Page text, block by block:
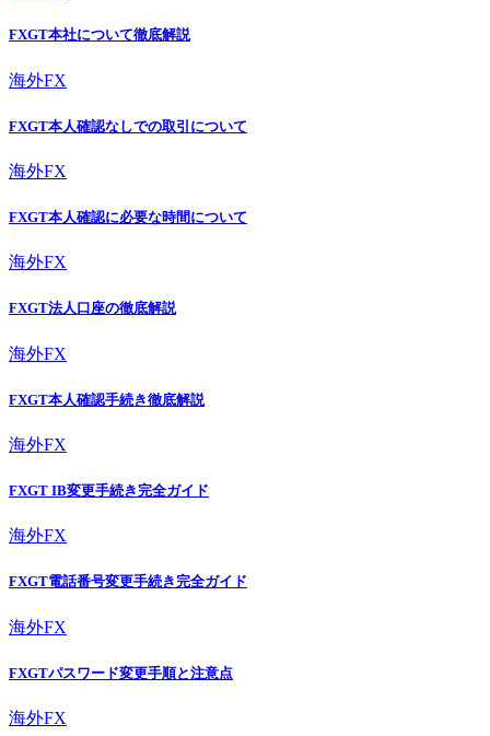
FXGT本社について徹底解説
海外FX
FXGT本人確認なしでの取引について
海外FX
FXGT本人確認に必要な時間について
海外FX
FXGT法人口座の徹底解説
海外FX
FXGT本人確認手続き徹底解説
海外FX
FXGT IB変更手続き完全ガイド
海外FX
FXGT電話番号変更手続き完全ガイド
海外FX
FXGTパスワード変更手順と注意点
海外FX